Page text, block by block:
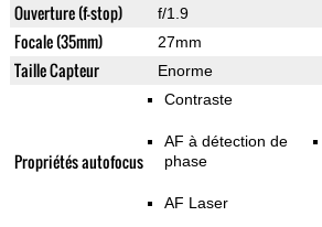
Ouverture (f-stop) f/1.9
Focale (35mm) 27mm
Taille Capteur Enorme
Propriétés autofocus
Contraste
AF à détection de
phase
AF Laser